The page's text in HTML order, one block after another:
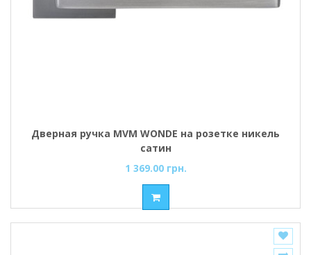
Дверная ручка MVM WONDE на розетке никель
сатин
1 369.00 грн.